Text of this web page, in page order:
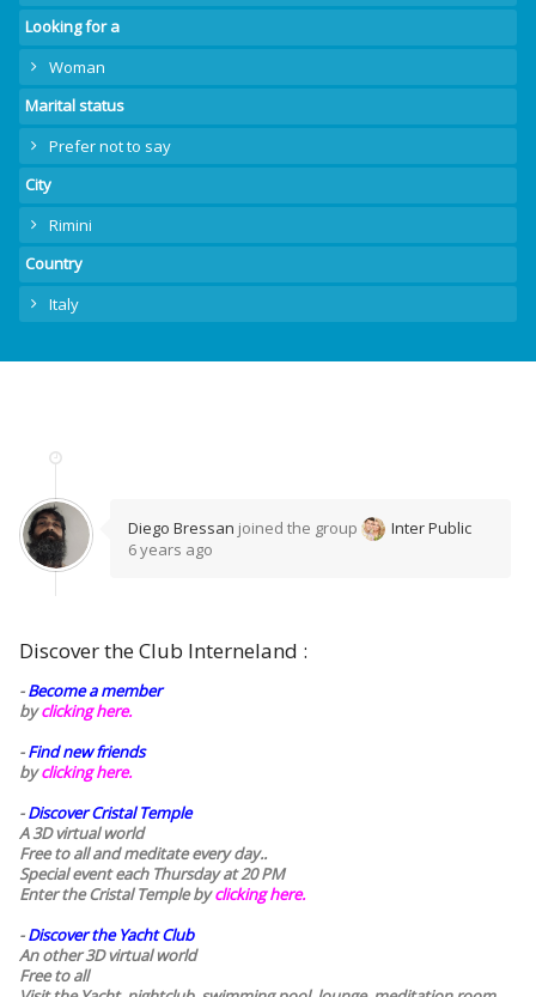
Looking for a
Woman
Marital status
Prefer not to say
City
Rimini
Country
Italy
Diego Bressan joined the group
Inter Public
6 years ago
Discover the Club Interneland :
-Become a member
byclicking here.
-Find new friends
byclicking here.
-Discover Cristal Temple
A 3D virtual world
Free to all and meditate every day..
Special event each Thursday at 20 PM
Enter the Cristal Temple byclicking here.
-Discover the Yacht Club
An other 3D virtual world
Free to all